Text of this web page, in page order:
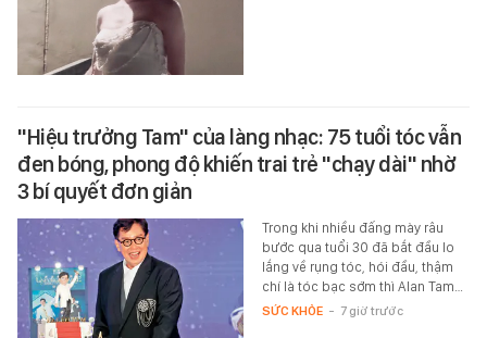
"Hiệu trưởng Tam" của làng nhạc: 75 tuổi tóc vẫn
đen bóng, phong độ khiến trai trẻ "chạy dài" nhờ
3 bí quyết đơn giản
Trong khi nhiều đấng mày râu
bước qua tuổi 30 đã bắt đầu lo
lắng về rụng tóc, hói đầu, thậm
chí là tóc bạc sớm thì Alan Tam…
SỨC KHỎE - 7 giờ trước